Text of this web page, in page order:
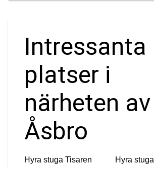
Intressanta
platser i
närheten av
Åsbro
Hyra stuga Tisaren Hyra stuga